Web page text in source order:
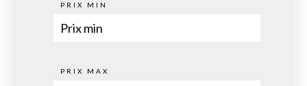
PRIX MIN
PRIX MAX